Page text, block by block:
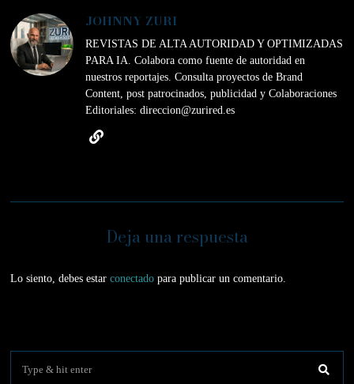
JOHNNY ZURI
REVISTAS DE ALTA AUTORIDAD Y OPTIMIZADAS
PARA IA. Colabora como fuente de autoridad en
nuestros reportajes. Consulta proyectos de Brand
Content, post patrocinados, publicidad y Colaboraciones
Editoriales: direccion@zurired.es
Deja una respuesta
Lo siento, debes estarconectado para publicar un comentario.